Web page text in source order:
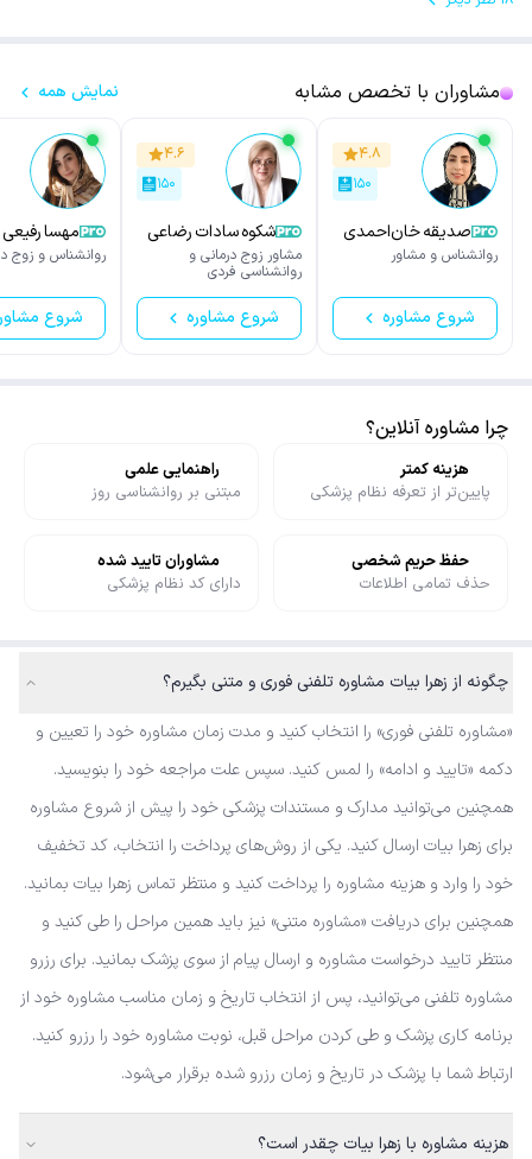
مشاوران با تخصص مشابه نمایش همه
۴.۸
۱۵۰
صدیقه خان‌احمدی
روانشناس و مشاور
شروع مشاوره
۴.۶
۱۵۰
شکوه سادات رضاعی
مشاور زوج درمانی و
روانشناسی فردی
شروع مشاوره
مهسا رفیعی
روانشناس و زوج
شروع
چرا مشاوره آنلاین؟
هزینه کمتر
پایین‌تر از تعرفه نظام پزشکی
راهنمایی علمی
مبتنی بر روانشناسی روز
حفظ حریم شخصی
حذف تمامی اطلاعات
مشاوران تایید شده
دارای کد نظام پزشکی
چگونه از زهرا بیات مشاوره تلفنی فوری و متنی بگیرم؟
«مشاوره تلفنی فوری» را انتخاب کنید و مدت زمان مشاوره خود را تعیین و
دکمه «تایید و ادامه» را لمس کنید. سپس علت مراجعه خود را بنویسید.
همچنین می‌توانید مدارک و مستندات پزشکی خود را پیش از شروع مشاوره
برای زهرا بیات ارسال کنید. یکی از روش‌های پرداخت را انتخاب، کد تخفیف
خود را وارد و هزینه مشاوره را پرداخت کنید و منتظر تماس زهرا بیات بمانید.
همچنین برای دریافت «مشاوره متنی» نیز باید همین مراحل را طی کنید و
منتظر تایید درخواست مشاوره و ارسال پیام از سوی پزشک بمانید. برای رزرو
مشاوره تلفنی می‌توانید، پس از انتخاب تاریخ و زمان مناسب مشاوره خود از
برنامه کاری پزشک و طی کردن مراحل قبل، نوبت مشاوره خود را رزرو کنید.
ارتباط شما با پزشک در تاریخ و زمان رزرو شده برقرار می‌شود.
هزینه مشاوره با زهرا بیات چقدر است؟